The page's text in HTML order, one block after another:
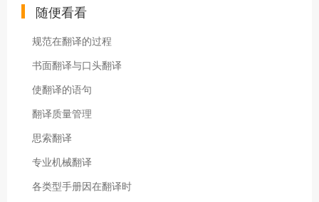
随便看看
规范在翻译的过程
书面翻译与口头翻译
使翻译的语句
翻译质量管理
思索翻译
专业机械翻译
各类型手册因在翻译时